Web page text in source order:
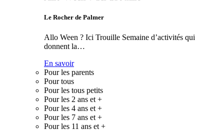
Le Rocher de Palmer
Allo Ween ? Ici Trouille Semaine d’activités qui
donnent la…
En savoir
Pour les parents
Pour tous
Pour les tous petits
Pour les 2 ans et +
Pour les 4 ans et +
Pour les 7 ans et +
Pour les 11 ans et +